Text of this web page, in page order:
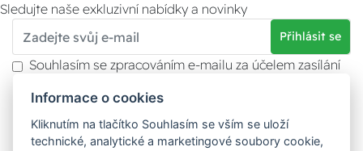
Sledujte naše exkluzivní nabídky a novinky
Přihlásit se
Souhlasím se zpracováním e-mailu za účelem zasílání
Více informací naleznete v
údajů . Souhlas můžete kdykoliv odvolat.
Informace o cookies
Kliknutím na tlačítko Souhlasím se vším se uloží
technické, analytické a marketingové soubory cookie,